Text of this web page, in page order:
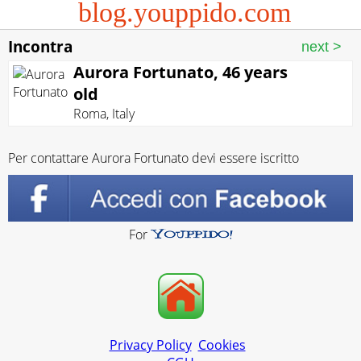
blog.youppido.com
Incontra
Aurora Fortunato, 46 years
old
Roma, Italy
Per contattare Aurora Fortunato devi essere iscritto
For
Privacy Policy Cookies